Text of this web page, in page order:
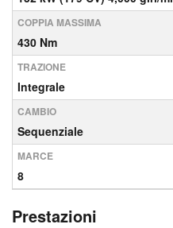
COPPIA MASSIMA
430 Nm
TRAZIONE
Integrale
CAMBIO
Sequenziale
MARCE
8
Prestazioni